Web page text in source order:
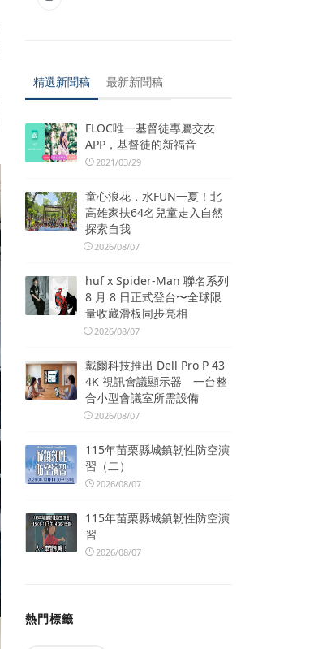
精選新聞稿 最新新聞稿
FLOC唯一基督徒專屬交友
APP，基督徒的新福音
2021/03/29
童心浪花．水FUN一夏！北
高雄家扶64名兒童走入自然
探索自我
2026/08/07
huf x Spider-Man 聯名系列
8 月 8 日正式登台〜全球限
量收藏滑板同步亮相
2026/08/07
戴爾科技推出 Dell Pro P 43
4K 視訊會議顯示器 一台整
合小型會議室所需設備
2026/08/07
115年苗栗縣城鎮韌性防空演
習（二）
2026/08/07
115年苗栗縣城鎮韌性防空演
習
2026/08/07
熱門標籤